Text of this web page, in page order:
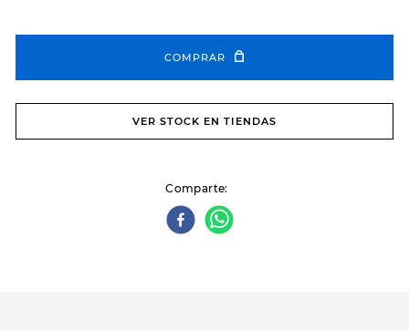
COMPRAR
VER STOCK EN TIENDAS
Comparte